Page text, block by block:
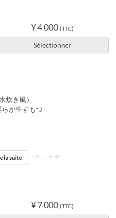
¥ 4 000 (TTC)
Sélectionner
炊き風）
らか牛すもつ
場合がございます。
la suite
¥ 7 000 (TTC)